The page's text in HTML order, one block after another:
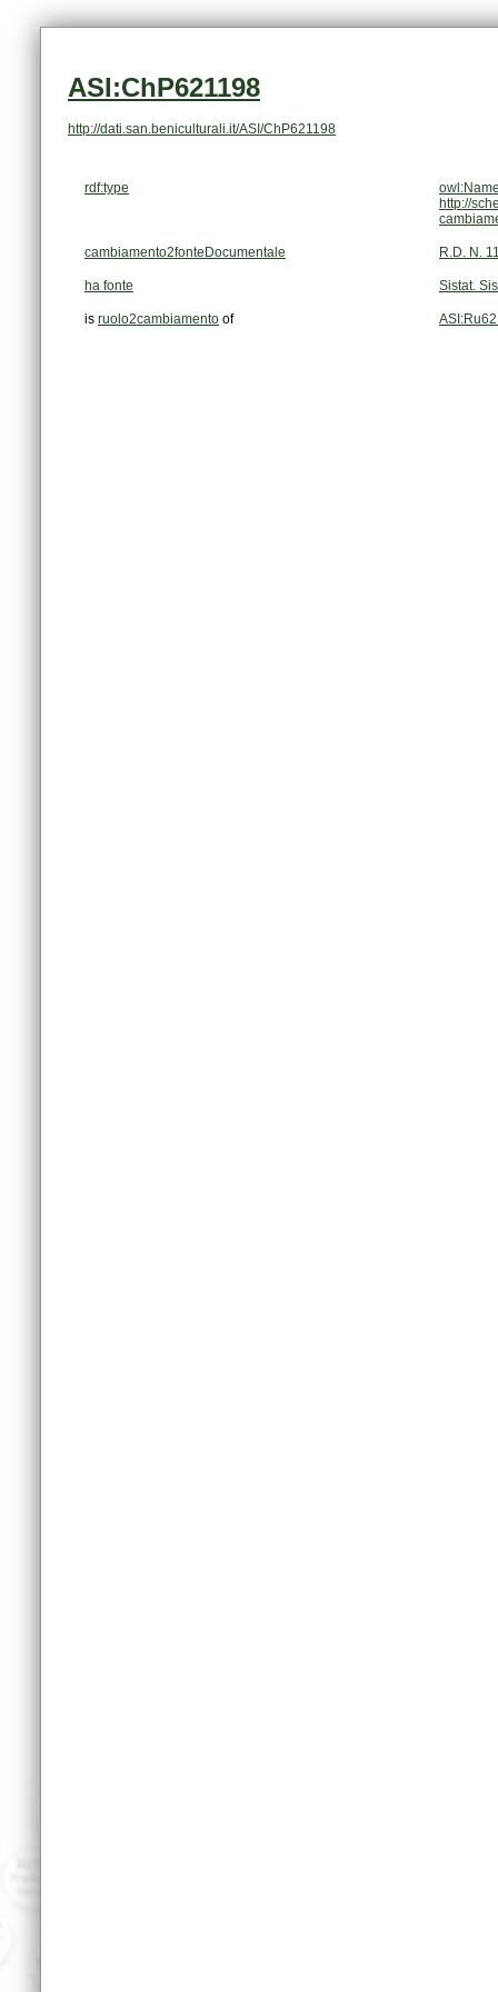
ASI:ChP621198
http://dati.san.beniculturali.it/ASI/ChP621198
rdf:type
http://
cambiamento2fonteDocumentale R.D. N.
ha fonte Sistat.
is ruolo2cambiamento of